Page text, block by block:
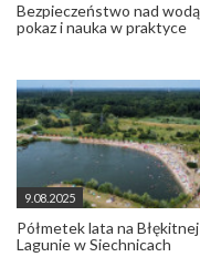
Bezpieczeństwo nad
pokaz i nauka w praktyce
9.08.2025
Półmetek lata na Błękitnej
Lagunie w Siechnicach